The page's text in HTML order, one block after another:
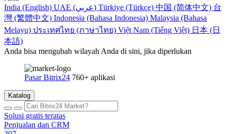
India (English)
UAE (عربي) Türkiye (Türkçe) 中国 (简体中文) 台
灣 (繁體中文) Indonesia (Bahasa Indonesia) Malaysia (Bahasa
Melayu) ประเทศไทย (ภาษาไทย) Việt Nam (Tiếng Việt) 日本 (日
本語)
Anda bisa mengubah wilayah Anda di sini, jika diperlukan
Pasar Bitrix24 760+ aplikasi
Katalog
Solusi gratis teratas
Penjualan dan CRM